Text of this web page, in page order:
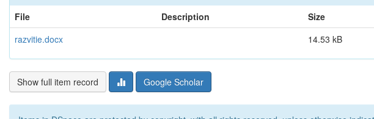
File
Description Size
razvitie.docx
14.53 kB
Show full item record Google Scholar